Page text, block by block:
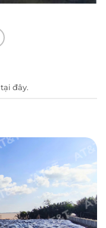
tại đây.